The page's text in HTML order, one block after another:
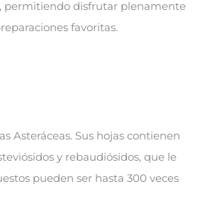
permitiendo disfrutar plenamente
favoritas.
Asteráceas. Sus hojas contienen
y rebaudiósidos, que le
pueden ser hasta 300 veces